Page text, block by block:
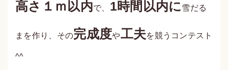
高さ１ｍ以内で、 1時間以内に雪だる
まを作り、その完成度や工夫を競うコンテスト
^^